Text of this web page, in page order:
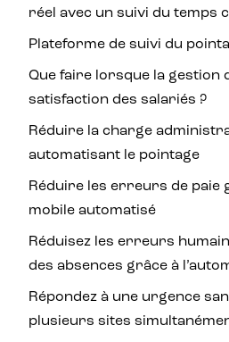
réel avec un suivi du temps
Plateforme de suivi du
Que faire lorsque la gestion
satisfaction des salariés ?
Réduire la charge
automatisant le pointage
Réduire les erreurs de paie
mobile automatisé
Réduisez les erreurs
des absences grâce à
Répondez à une urgence
plusieurs sites